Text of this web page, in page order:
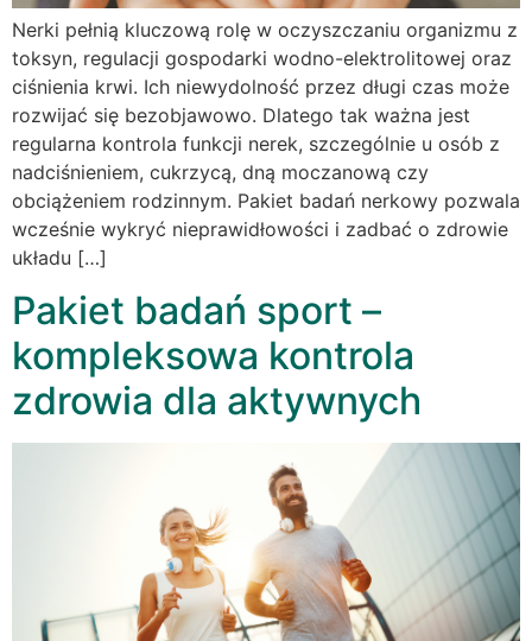
Nerki pełnią kluczową rolę w oczyszczaniu organizmu z
toksyn, regulacji gospodarki wodno-elektrolitowej oraz
ciśnienia krwi. Ich niewydolność przez długi czas może
rozwijać się bezobjawowo. Dlatego tak ważna jest
regularna kontrola funkcji nerek, szczególnie u osób z
nadciśnieniem, cukrzycą, dną moczanową czy
obciążeniem rodzinnym. Pakiet badań nerkowy pozwala
wcześnie wykryć nieprawidłowości i zadbać o zdrowie
układu […]
Pakiet badań sport –
kompleksowa kontrola
zdrowia dla aktywnych